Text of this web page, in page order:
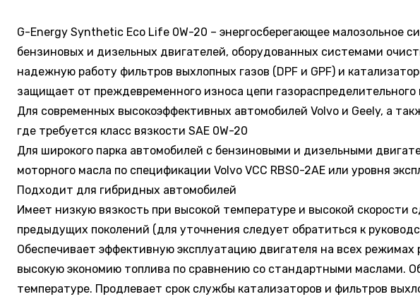
G-Energy Synthetic Eco Life 0W-20 – энергосберегающее малозольное
бензиновых и дизельных двигателей, оборудованных системами
надежную работу фильтров выхлопных газов (DPF и GPF) и
защищает от преждевременного износа цепи
Для современных высокоэффективных автомобилей Volvo и Geely, а
где требуется класс вязкости SAE 0W-20
Для широкого парка автомобилей с бензиновыми и дизельными
моторного масла по спецификации Volvo VCC RBS0-2AE или уровня
Подходит для гибридных автомобилей
Имеет низкую вязкость при высокой температуре и высокой
предыдущих поколений (для уточнения следует обратиться к
Обеспечивает эффективную эксплуатацию двигателя на всех
высокую экономию топлива по сравнению со стандартными маслами.
температуре. Продлевает срок службы катализаторов и фильтров